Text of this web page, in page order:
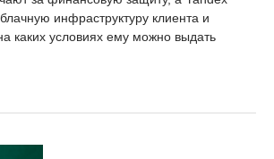
инфраструктуру клиента и
каких условиях ему можно выдать